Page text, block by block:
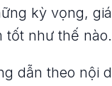
kỳ vọng,
tốt như thế nào.
dẫn theo nội